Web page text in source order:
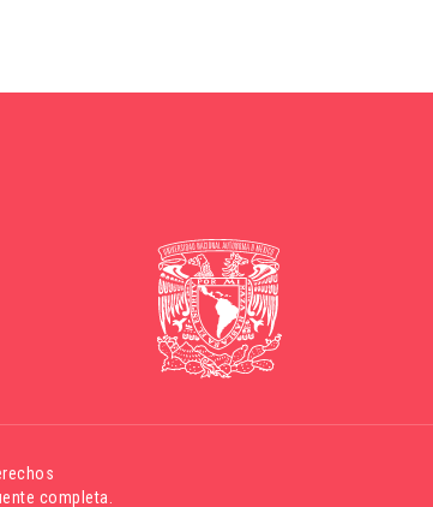
completa.